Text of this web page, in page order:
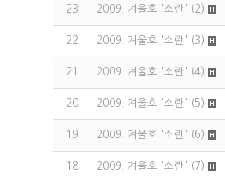
23 2009. 겨울호 '소란' (2)
22 2009. 겨울호 '소란' (3)
21 2009. 겨울호 '소란' (4)
20 2009. 겨울호 '소란' (5)
19 2009. 겨울호 '소란' (6)
18 2009. 겨울호 '소란' (7)